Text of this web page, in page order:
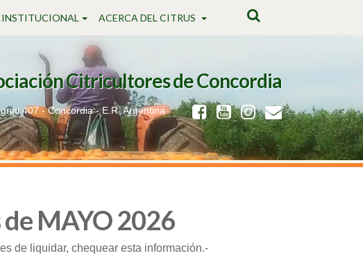
INSTITUCIONAL ACERCA DEL CITRUS
Citricultores de Concordia
407 - Concordia - E.R. Argentina
MAYO 2026
de liquidar, chequear esta información.-